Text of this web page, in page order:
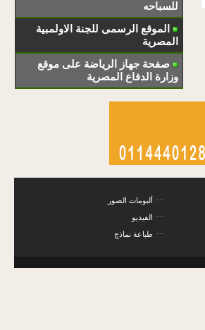
للسباحه
الموقع الرسمى للجنة الاولمبية
المصرية
صفحة جهاز الرياضة على موقع
وزارة الدفاع المصرية
ألبومات الصور
الفيديو
طباعة نماذج